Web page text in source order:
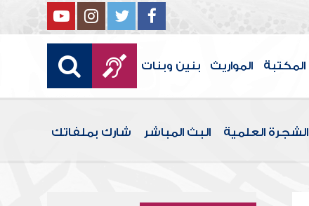
المكتبة المواريث بنين وبنات
الشجرة العلمية البث المباشر شارك بملفاتك